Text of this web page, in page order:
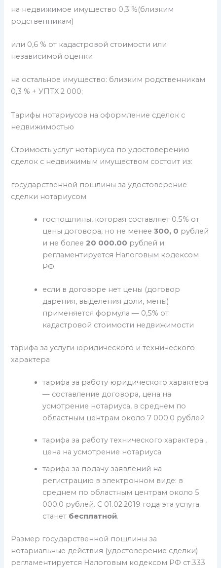
на недвижимое имущество 0,3 %(близким
родственникам)
или 0,6 % от кадастровой стоимости или
независимой оценки
на остальное имущество: близким родственникам
0,3 % + УПТХ 2 000;
Тарифы нотариусов на оформление сделок с
недвижимостью
Стоимость услуг нотариуса по удостоверению
сделок с недвижимым имуществом состоит из:
государственной пошлины за удостоверение
сделки нотариусом
госпошлины, которая составляет 0.5% от
цены договора, но не менее300, 0 рублей
и не более 20 000.00 рублей и
регламентируется Налоговым кодексом
РФ
если в договоре нет цены (договор
дарения, выделения доли, мены)
применяется формула — 0,5% от
кадастровой стоимости недвижимости
тарифа за услуги юридического и технического
характера
тарифа за работу юридического характера
— составление договора, цена на
усмотрение нотариуса, в среднем по
областным центрам около 7 000.0 рублей
тарифа за работу технического характера ,
цена на усмотрение нотариуса
тарифа за подачу заявлений на
регистрацию в электронном виде: в
среднем по областным центрам около 5
000.0 рублей. С 01.02.2019 года эта услуга
станет бесплатной.
Размер государственной пошлины за
нотариальные действия (удостоверение сделки)
регламентируется Налоговым кодексом РФ ст.333